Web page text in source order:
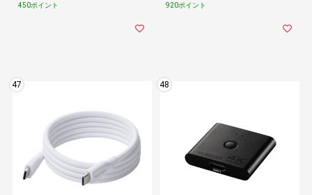
450ポイント 920ポイント
47 48